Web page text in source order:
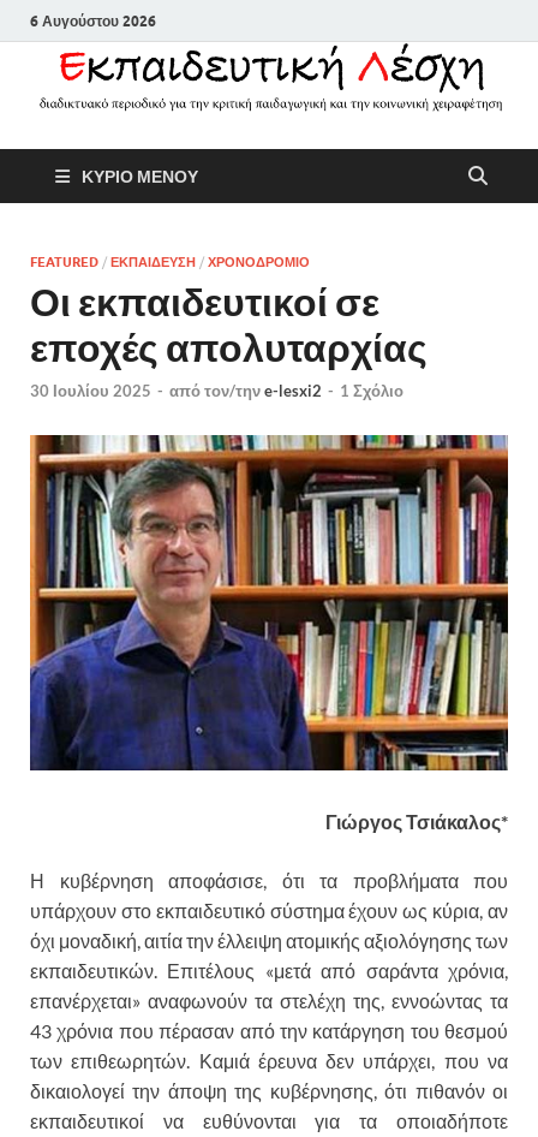
6 Αυγούστου 2026
κριτική παιδαγωγική και την
κοινωνική χειραφέτηση
ΚΥΡΙΟ ΜΕΝΟΥ
FEATURED / ΕΚΠΑΙΔΕΥΣΗ / ΧΡΟΝΟΔΡΟΜΙΟ
Οι εκπαιδευτικοί σε
εποχές απολυταρχίας
30 Ιουλίου 2025 - από τον/τηνe-lesxi2 - 1 Σχόλιο
Γιώργος Τσιάκαλος*
Η κυβέρνηση αποφάσισε, ότι τα προβλήματα που
υπάρχουν στο εκπαιδευτικό σύστημα έχουν ως κύρια, αν
όχι μοναδική, αιτία την έλλειψη ατομικής αξιολόγησης των
εκπαιδευτικών. Επιτέλους «μετά από σαράντα χρόνια,
επανέρχεται» αναφωνούν τα στελέχη της, εννοώντας τα
43 χρόνια που πέρασαν από την κατάργηση του θεσμού
των επιθεωρητών. Καμιά έρευνα δεν υπάρχει, που να
δικαιολογεί την άποψη της κυβέρνησης, ότι πιθανόν οι
εκπαιδευτικοί να ευθύνονται για τα οποιαδήποτε